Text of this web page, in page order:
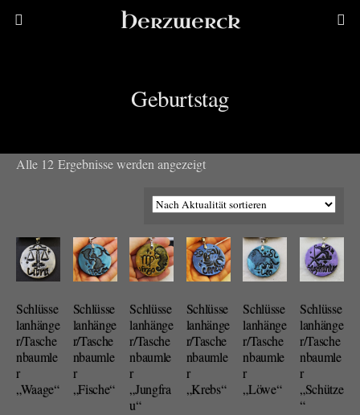
Herzwerck
Geburtstag
Alle 12 Ergebnisse werden angezeigtNach
sortiert
Schlüsse
lanhänge
r/Tasche
nbaumle
r
„Waage“
Schlüsse
lanhänge
r/Tasche
nbaumle
r
„Fische“
Schlüsse
lanhänge
r/Tasche
nbaumle
r
„Jungfra
u“
Schlüsse
lanhänge
r/Tasche
nbaumle
r
„Krebs“
Schlüsse
lanhänge
r/Tasche
nbaumle
r
„Löwe“
Schlüsse
lanhänge
r/Tasche
nbaumle
r
„Schütze
“